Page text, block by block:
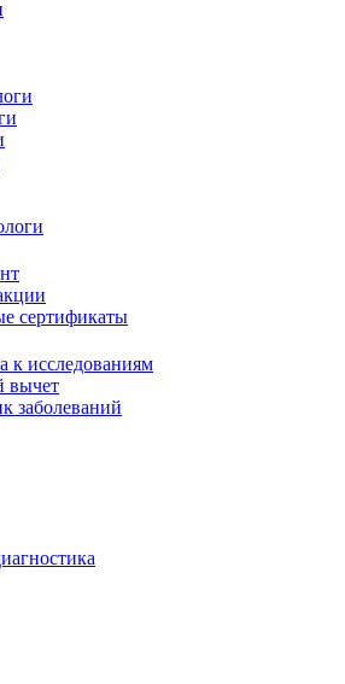
сертификаты
к исследованиям
вычет
заболеваний